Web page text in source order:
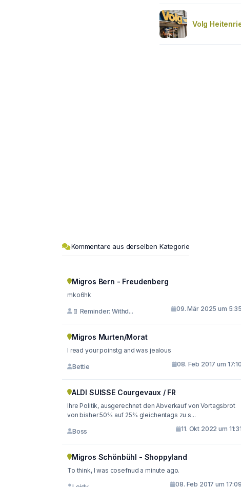
Volg
Kommentare aus derselben Kategorie
Migros Bern - Freudenberg
mko6hk
📄 Reminder: Withd... 09. Mär 2025 um 5:35
Migros Murten/Morat
I read your poinstg and was jealous
Bettie 08. Feb 2017 um 17:10
ALDI SUISSE Courgevaux / FR
Ihre Politik, ausgerechnet den Abverkauf von Vortagsbrot
von bisher 50% auf 25% gleichentags zu s...
Boss 11. Okt 2022 um 11:31
Migros Schönbühl - Shoppyland
To think, I was cosefnud a minute ago.
08. Feb 2017 um 17:09